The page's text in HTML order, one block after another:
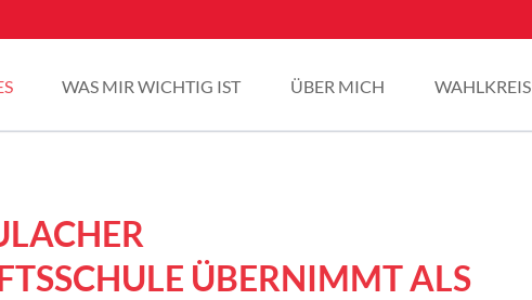
WAS MIR WICHTIG IST ÜBER MICH WAHLKREIS
ÜBERNIMMT ALS